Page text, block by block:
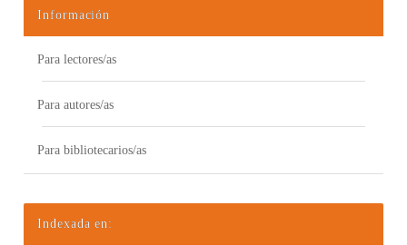
Información
Para lectores/as
Para autores/as
Para bibliotecarios/as
Indexada en: